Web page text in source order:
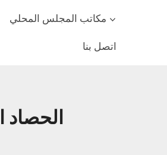
مكاتب المجلس المحلي
اتصل بنا
الحصاد